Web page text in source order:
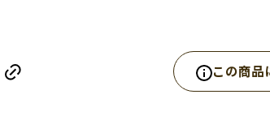
この商品